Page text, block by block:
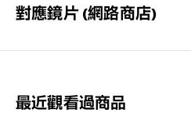
對應鏡片 (網路商店)
最近觀看過商品